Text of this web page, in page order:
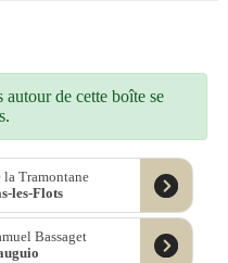
de cette boîte se
la Tramontane
les-Flots
Bassaget